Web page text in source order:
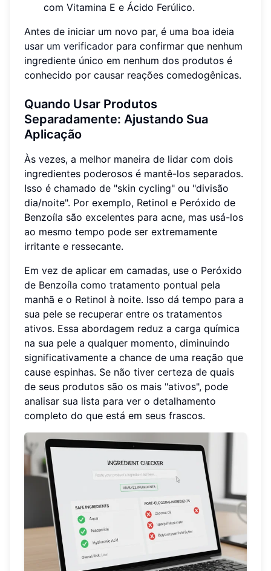
com Vitamina E e Ácido Ferúlico.
Antes de iniciar um novo par, é uma boa ideia
usar um verificador para confirmar que nenhum
ingrediente único em nenhum dos produtos é
conhecido por causar reações comedogênicas.
Quando Usar Produtos
Separadamente: Ajustando Sua
Aplicação
Às vezes, a melhor maneira de lidar com dois
ingredientes poderosos é mantê-los separados.
Isso é chamado de "skin cycling" ou "divisão
dia/noite". Por exemplo, Retinol e Peróxido de
Benzoíla são excelentes para acne, mas usá-los
ao mesmo tempo pode ser extremamente
irritante e ressecante.
Em vez de aplicar em camadas, use o Peróxido
de Benzoíla como tratamento pontual pela
manhã e o Retinol à noite. Isso dá tempo para a
sua pele se recuperar entre os tratamentos
ativos. Essa abordagem reduz a carga química
na sua pele a qualquer momento, diminuindo
significativamente a chance de uma reação que
cause espinhas. Se não tiver certeza de quais
de seus produtos são os mais "ativos", pode
analisar sua lista para ver o detalhamento
completo do que está em seus frascos.